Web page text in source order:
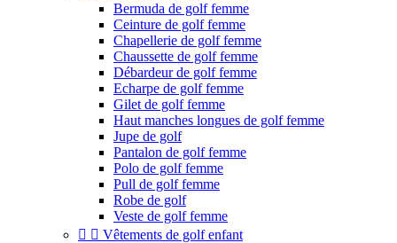
Bermuda de golf femme
Ceinture de golf femme
Chapellerie de golf femme
Chaussette de golf femme
Débardeur de golf femme
Echarpe de golf femme
Gilet de golf femme
Haut manches longues de golf femme
Jupe de golf
Pantalon de golf femme
Polo de golf femme
Pull de golf femme
Robe de golf
Veste de golf femme
  Vêtements de golf enfant